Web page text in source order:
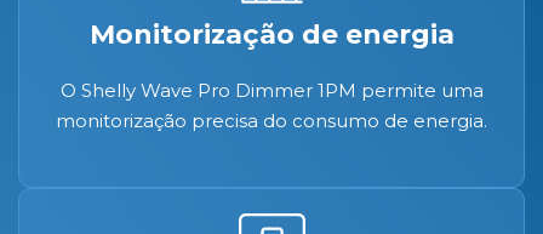
Monitorização de energia
O Shelly Wave Pro Dimmer 1PM permite uma
monitorização precisa do consumo de energia.